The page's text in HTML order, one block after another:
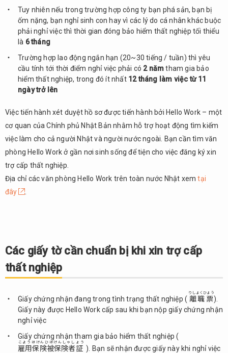
được
4.
Thời
làm
thủ
tục
&
được
trợ
cấp
5.
Một
số chú
ý khi
thất
nghiệp
Tuy nhiên nếu trong trường hợp công ty bạn phá sản, bạn bị
ốm nặng, bạn nghỉ sinh con hay vì các lý do cá nhân khác buộc
phải nghỉ việc thì thời gian đóng bảo hiểm thất nghiệp tối thiểu
là 6 tháng
Trường hợp lao động ngắn hạn (20~30 tiếng / tuần) thì yêu
cầu tính tới thời điểm nghỉ việc phải có 2 nămtham gia bảo
hiểm thất nghiệp, trong đó ít nhất 12 tháng làm việc từ 11
ngày trở lên
Việc tiến hành xét duyệt hồ sơ được tiến hành bởi Hello Work – một
cơ quan của Chính phủ Nhật Bản nhằm hỗ trợ hoạt động tìm kiếm
việc làm cho cả người Nhật và người nước ngoài. Bạn cần tìm văn
phòng Hello Work ở gần nơi sinh sống để tiện cho việc đăng ký xin
trợ cấp thất nghiệp.
Địa chỉ các văn phòng Hello Work trên toàn nước Nhật xemtại
đây
.
Các giấy tờ cần chuẩn bị khi xin trợ cấp
thất nghiệp
Giấy chứng nhận đang trong tình trạng thất nghiệp ( 離職票
りしょくひょう
).
Giấy này được Hello Work cấp sau khi bạn nộp giấy chứng nhận
nghỉ việc
Giấy chứng nhận tham gia bảo hiểm thất nghiệp (
雇用保険被保険者証
こようほけんひほけんしゃしょう
). Bạn sẽ nhận được giấy này khi nghỉ việc